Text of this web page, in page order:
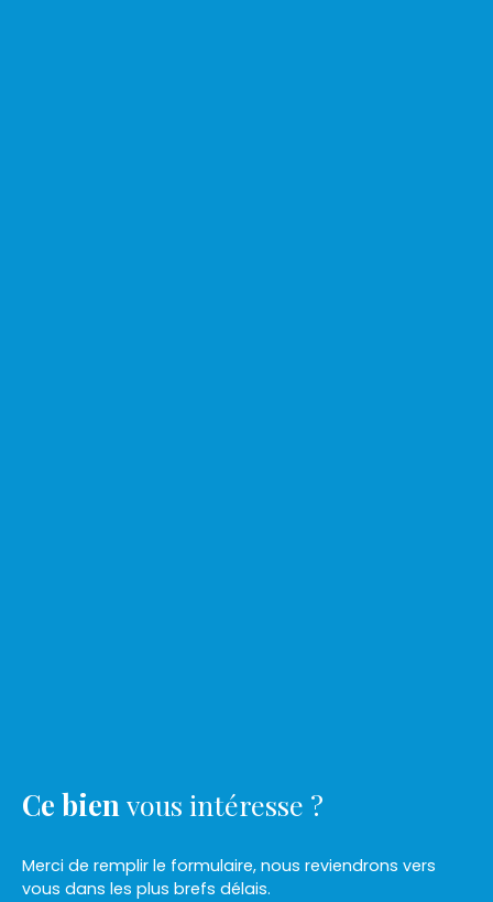
Ce bien vous intéresse ?
Merci de remplir le formulaire, nous reviendrons vers
vous dans les plus brefs délais.